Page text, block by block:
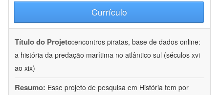
Currículo
Título do Projeto:encontros piratas, base de dados online:
a história da predação marítima no atlântico sul (séculos xvi
ao xix)
Resumo: Esse projeto de pesquisa em História tem por